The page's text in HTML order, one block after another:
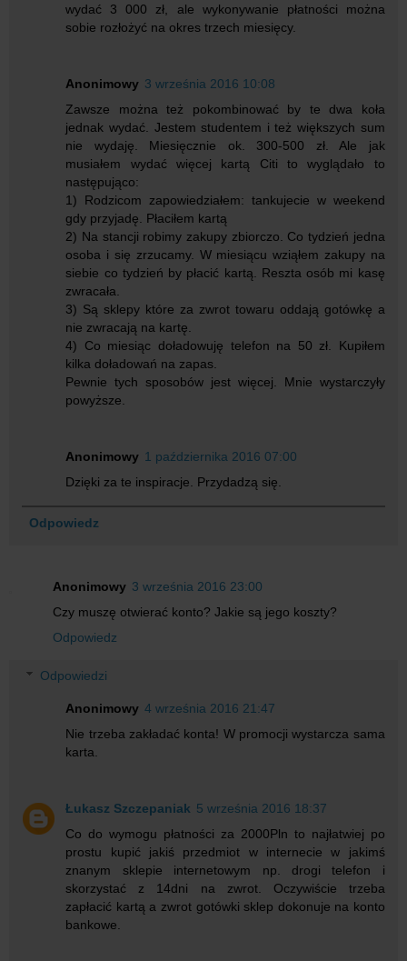
wydać 3 000 zł, ale wykonywanie płatności można
sobie rozłożyć na okres trzech miesięcy.
Anonimowy 3 września 2016 10:08
Zawsze można też pokombinować by te dwa koła
jednak wydać. Jestem studentem i też większych sum
nie wydaję. Miesięcznie ok. 300-500 zł. Ale jak
musiałem wydać więcej kartą Citi to wyglądało to
następująco:
1) Rodzicom zapowiedziałem: tankujecie w weekend
gdy przyjadę. Płaciłem kartą
2) Na stancji robimy zakupy zbiorczo. Co tydzień jedna
osoba i się zrzucamy. W miesiącu wziąłem zakupy na
siebie co tydzień by płacić kartą. Reszta osób mi kasę
zwracała.
3) Są sklepy które za zwrot towaru oddają gotówkę a
nie zwracają na kartę.
4) Co miesiąc doładowuję telefon na 50 zł. Kupiłem
kilka doładowań na zapas.
Pewnie tych sposobów jest więcej. Mnie wystarczyły
powyższe.
Anonimowy 1 października 2016 07:00
Dzięki za te inspiracje. Przydadzą się.
Odpowiedz
Anonimowy 3 września 2016 23:00
Czy muszę otwierać konto? Jakie są jego koszty?
Odpowiedz
Odpowiedzi
Anonimowy 4 września 2016 21:47
Nie trzeba zakładać konta! W promocji wystarcza sama
karta.
Łukasz Szczepaniak 5 września 2016 18:37
Co do wymogu płatności za 2000Pln to najłatwiej po
prostu kupić jakiś przedmiot w internecie w jakimś
znanym sklepie internetowym np. drogi telefon i
skorzystać z 14dni na zwrot. Oczywiście trzeba
zapłacić kartą a zwrot gotówki sklep dokonuje na konto
bankowe.